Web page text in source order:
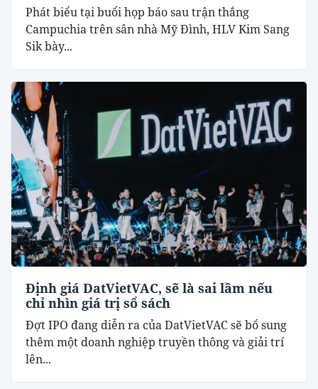
Phát biểu tại buổi họp báo sau trận thắng
Campuchia trên sân nhà Mỹ Đình, HLV Kim Sang
Sik bày...
Định giá DatVietVAC, sẽ là sai lầm nếu
chỉ nhìn giá trị sổ sách
Đợt IPO đang diễn ra của DatVietVAC sẽ bổ sung
thêm một doanh nghiệp truyền thông và giải trí
lên...